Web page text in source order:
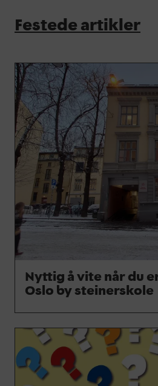
Festede artikler
Nyttig å vite når du
Oslo by steinerskole